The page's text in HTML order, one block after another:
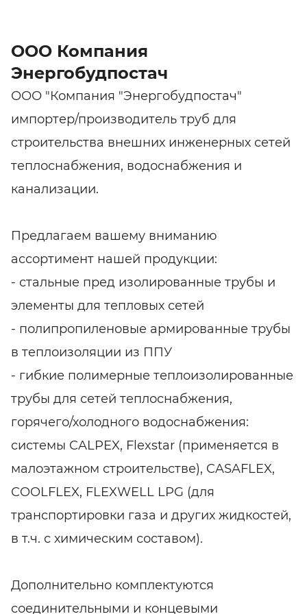
ООО Компания
Энергобудпостач
ООО "Компания "Энергобудпостач"
импортер/производитель труб для
строительства внешних инженерных сетей
теплоснабжения, водоснабжения и
канализации.
Предлагаем вашему вниманию
ассортимент нашей продукции:
- стальные пред изолированные трубы и
элементы для тепловых сетей
- полипропиленовые армированные трубы
в теплоизоляции из ППУ
- гибкие полимерные теплоизолированные
трубы для сетей теплоснабжения,
горячего/холодного водоснабжения:
системы CALPEX, Flexstar (применяется в
малоэтажном строительстве), CASAFLEX,
СOOLFLEX, FLEXWELL LPG (для
транспортировки газа и других жидкостей,
в т.ч. с химическим составом).
Дополнительно комплектуются
соединительными и концевыми